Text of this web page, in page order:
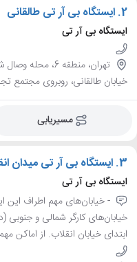
2. ایستگاه بی آر تی طالقانی
ایستگاه بی آر تی
تهران، منطقه 6،
خیابان طالقانی، روبروی مجتمع
مسیریابی
3. ایستگاه بی آر تی میدان
ایستگاه بی آر تی
- خیابان‌های مهم اطراف این
خیابان‌های کارگر شمالی و
ابتدای خیابان انقلاب. از اماکن